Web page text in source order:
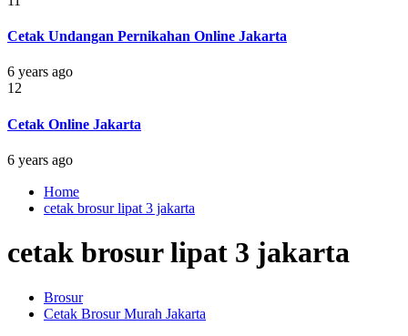
Cetak Undangan Pernikahan Online Jakarta
6 years ago
12
Cetak Online Jakarta
6 years ago
Home
cetak brosur lipat 3 jakarta
cetak brosur lipat 3 jakarta
Brosur
Cetak Brosur Murah Jakarta